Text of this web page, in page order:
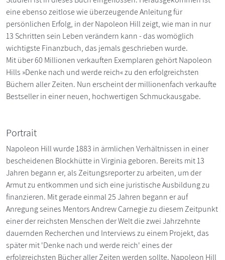
eine ebenso zeitlose wie überzeugende Anleitung für
persönlichen Erfolg, in der Napoleon Hill zeigt, wie man in nur
13 Schritten sein Leben verändern kann - das womöglich
wichtigste Finanzbuch, das jemals geschrieben wurde.
Mit über 60 Millionen verkauften Exemplaren gehört Napoleon
Hills »Denke nach und werde reich« zu den erfolgreichsten
Büchern aller Zeiten. Nun erscheint der millionenfach verkaufte
Bestseller in einer neuen, hochwertigen Schmuckausgabe.
Portrait
Napoleon Hill wurde 1883 in ärmlichen Verhältnissen in einer
bescheidenen Blockhütte in Virginia geboren. Bereits mit 13
Jahren begann er, als Zeitungsreporter zu arbeiten, um der
Armut zu entkommen und sich eine juristische Ausbildung zu
finanzieren. Mit gerade einmal 25 Jahren begann er auf
Anregung seines Mentors Andrew Carnegie zu diesem Zeitpunkt
einer der reichsten Menschen der Welt die zwei Jahrzehnte
dauernden Recherchen und Interviews zu einem Projekt, das
später mit 'Denke nach und werde reich' eines der
erfolgreichsten Bücher aller Zeiten werden sollte. Napoleon Hill